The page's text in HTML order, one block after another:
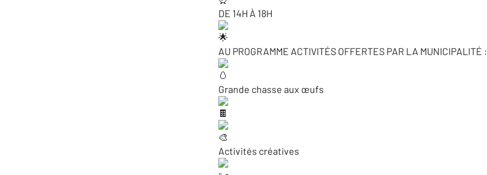
DE 14H À 18H
AU PROGRAMME ACTIVITÉS OFFERTES PAR LA MUNICIPALITÉ :
Grande chasse aux œufs
Activités créatives